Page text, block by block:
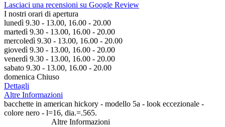
Lasciaci una recensioni su Google Review
I nostri orari di apertura
lunedì 9.30 - 13.00, 16.00 - 20.00
martedì 9.30 - 13.00, 16.00 - 20.00
mercoledì 9.30 - 13.00, 16.00 - 20.00
giovedì 9.30 - 13.00, 16.00 - 20.00
venerdì 9.30 - 13.00, 16.00 - 20.00
sabato 9.30 - 13.00, 16.00 - 20.00
domenica Chiuso
Dettagli
Altre Informazioni
bacchette in american hickory - modello 5a - look eccezionale -
colore nero - l=16, dia.=.565.
Altre Informazioni